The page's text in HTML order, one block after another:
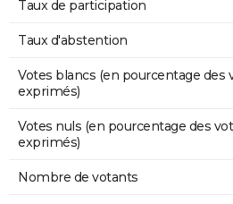
Taux de participation
Taux d'abstention
Votes blancs (en pourcentage des
exprimés)
Votes nuls (en pourcentage des
exprimés)
Nombre de votants